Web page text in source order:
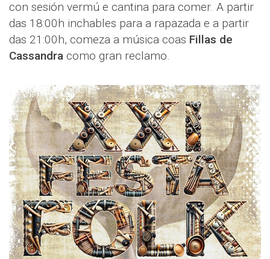
con sesión vermú e cantina para comer. A partir
das 18:00h inchables para a rapazada e a partir
das 21:00h, comeza a música coas Fillas de
Cassandra como gran reclamo.